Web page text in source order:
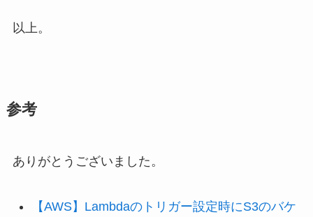
以上。
参考
ありがとうございました。
【AWS】Lambdaのトリガー設定時にS3のバケ